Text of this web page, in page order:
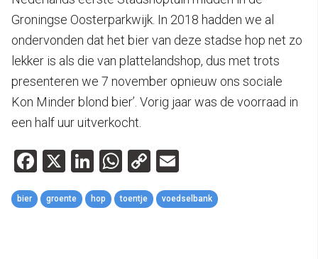
Groningse Oosterparkwijk. In 2018 hadden we al
ondervonden dat het bier van deze stadse hop net zo
lekker is als die van plattelandshop, dus met trots
presenteren we 7 november opnieuw ons sociale
Kon Minder blond bier’. Vorig jaar was de voorraad in
een half uur uitverkocht.
Facebook
X LinkedIn
WhatsApp
Copy
Link
bier groente hop toentje voedselbank